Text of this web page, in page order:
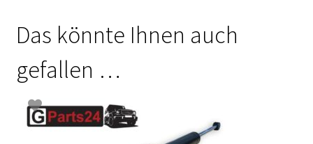
Das könnte Ihnen auch
gefallen …